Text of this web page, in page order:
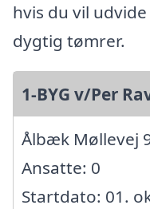
hvis du vil
dygtig tømrer.
1-BYG v/Per
Ålbæk Møllevej
Ansatte: 0
Startdato: 01.